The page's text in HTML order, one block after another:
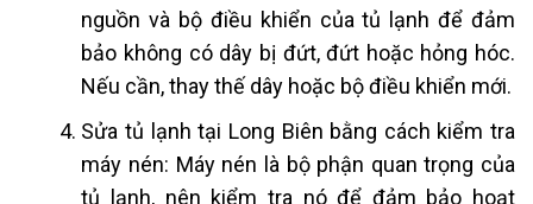
nguồn và bộ điều khiển của tủ lạnh để đảm
bảo không có dây bị đứt, đứt hoặc hỏng hóc.
Nếu cần, thay thế dây hoặc bộ điều khiển mới.
Sửa tủ lạnh tại Long Biên bằng cách kiểm tra
máy nén: Máy nén là bộ phận quan trọng của
tủ lạnh, nên kiểm tra nó để đảm bảo hoạt